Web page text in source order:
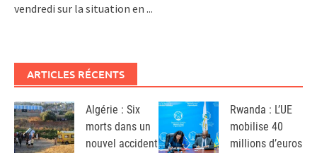
vendredi sur la situation en ...
ARTICLES RÉCENTS
Algérie : Six
morts dans un
nouvel accident
Rwanda : L’UE
mobilise 40
millions d’euros